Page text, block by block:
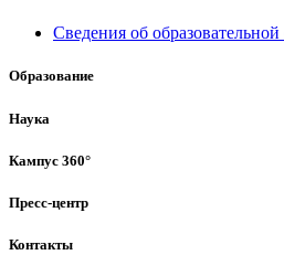
Сведения об
Образование
Наука
Кампус 360°
Пресс-центр
Контакты